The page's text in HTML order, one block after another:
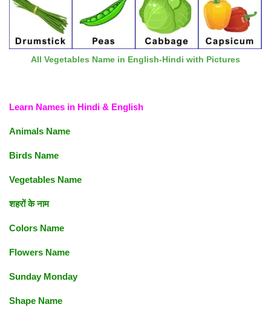
All Vegetables Name in English-Hindi with Pictures
Learn Names in Hindi & English
Animals Name
Birds Name
Vegetables Name
शहरों के नाम
Colors Name
Flowers Name
Sunday Monday
Shape Name